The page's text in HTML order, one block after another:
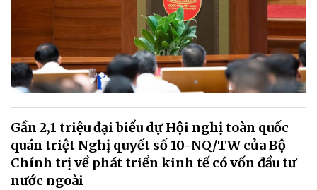
Gần 2,1 triệu đại biểu dự Hội nghị toàn quốc
quán triệt Nghị quyết số 10-NQ/TW của Bộ
Chính trị về phát triển kinh tế có vốn đầu tư
nước ngoài